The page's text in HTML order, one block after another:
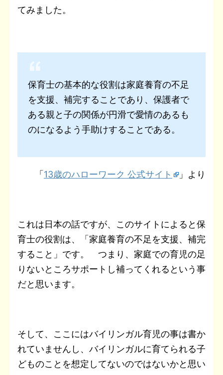
てみました。
保育士の基本的な役割は家庭養育の不足
を支援、補完することであり、保護者で
ある親と子の関係が円滑で愛情のあるも
のになるよう手助けすることである。
「13歳のハローワーク 公式サイト 」より
これは日本の話ですが、このサイトによると保
育士の役割は、「家庭養育の不足を支援、補完
すること」です。 つまり、家庭での育児の足
りないところサポートし補ってくれるという事
だと思います。
そして、ここにはバイリンガル育児の事は書か
れていませんし、バイリンガルに育てられる子
どものことを想定してないのではないかと思い